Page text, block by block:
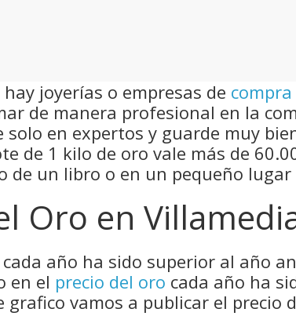
joyerías o empresas de
de manera profesional en la
solo en expertos y guarde muy
de 1 kilo de oro vale más de
de un libro o en un pequeño lugar
Oro en
año ha sido superior al año
en el precio del oro cada año ha
vamos a publicar el precio